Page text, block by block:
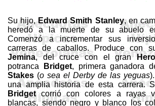
Su hijo,Edward Smith Stanley, en
heredó a la muerte de su abuelo
Comenzó a incrementar sus
carreras de caballos. Produce con
Jemina, del cruce con el gran
potranca
Bridget, primera ganadora
Stakes (o sea el Derby de las yeguas
una amplia historia de esta carrera.
Bridgetcorrió con colores a rayas
blancas, siendo negro y blanco los